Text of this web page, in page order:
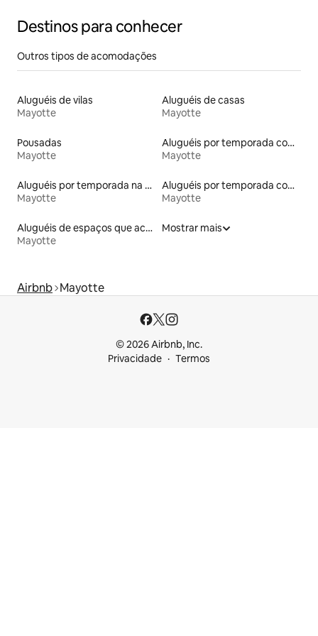
Destinos para conhecer
Outros tipos de acomodações
Aluguéis de vilas
Mayotte
Aluguéis de casas
Mayotte
Pousadas
Mayotte
Aluguéis por temporada com acesso à praia
Mayotte
Aluguéis por temporada na orla
Mayotte
Aluguéis por temporada com café da manhã
Mayotte
Aluguéis de espaços que aceitam animais de estimação
Mayotte
Mostrar mais
Airbnb Mayotte
© 2026 Airbnb, Inc.
Privacidade
Termos